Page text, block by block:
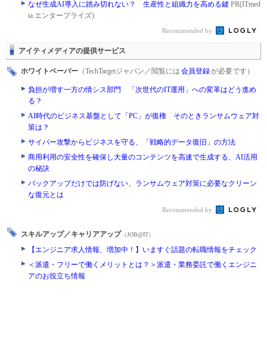
なぜ生成AI導入に踏み切れない？ 生産性と組織力を高める鍵 PR(ITmed
ia エンタープライズ)
Recommended by
アイティメディアの提供サービス
ホワイトペーパー （TechTargetジャパン／閲覧には 会員登録が必要です）
負担が増す一方の情シス部門 「次世代のIT運用」への変革はどう進め
る？
AI時代のビジネス基盤として「PC」が復権 そのときランサムウェア対
策は？
サイバー攻撃からビジネスを守る、「戦略的データ復旧」の方法
商用利用の安全性を確保し大量のコンテンツを高速で生成する、AI活用
の秘訣
バックアップだけでは防げない、ランサムウェア対策に必要なクリーン
な復元とは
Recommended by
スキルアップ／キャリアアップ （JOB@IT）
【エンジニア求人情報、増加中！】いますぐ話題の転職情報をチェック
＜派遣・フリーで働くメリットとは？＞派遣・業務委託で働くエンジニ
アのお役立ち情報